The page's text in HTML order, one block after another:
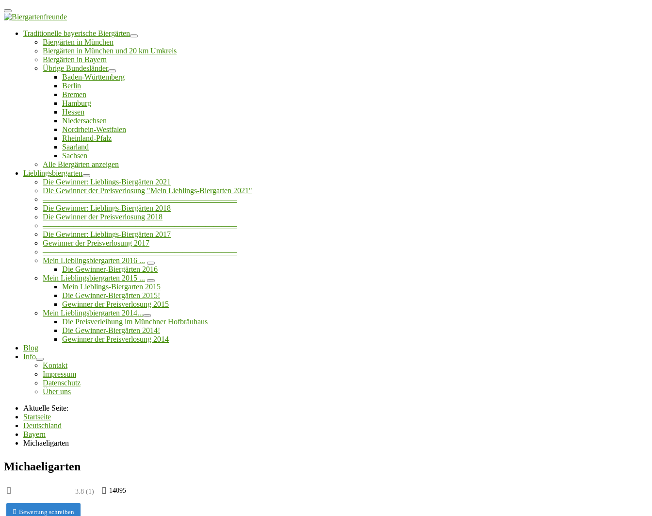
Traditionelle bayerische Biergärten
Biergärten in München
Biergärten in München und 20 km Umkreis
Biergärten in Bayern
Übrige Bundesländer
Baden-Württemberg
Berlin
Bremen
Hamburg
Hessen
Niedersachsen
Nordrhein-Westfalen
Rheinland-Pfalz
Saarland
Sachsen
Alle Biergärten anzeigen
Lieblingsbiergarten
Die Gewinner: Lieblings-Biergärten 2021
Die Gewinner der Preisverlosung "Mein Lieblings-Biergarten 2021"
—————————————————————————
Die Gewinner: Lieblings-Biergärten 2018
Die Gewinner der Preisverlosung 2018
—————————————————————————
Die Gewinner: Lieblings-Biergärten 2017
Gewinner der Preisverlosung 2017
—————————————————————————
Mein Lieblingsbiergarten 2016 ...
Die Gewinner-Biergärten 2016
Mein Lieblingsbiergarten 2015 ...
Mein Lieblings-Biergarten 2015
Die Gewinner-Biergärten 2015!
Gewinner der Preisverlosung 2015
Mein Lieblingsbiergarten 2014...
Die Preisverleihung im Münchner Hofbräuhaus
Die Gewinner-Biergärten 2014!
Gewinner der Preisverlosung 2014
Blog
Info
Kontakt
Impressum
Datenschutz
Über uns
Aktuelle Seite:
Startseite
Deutschland
Bayern
Michaeligarten
Michaeligarten
3.8 (1) 14095
Bewertung schreiben